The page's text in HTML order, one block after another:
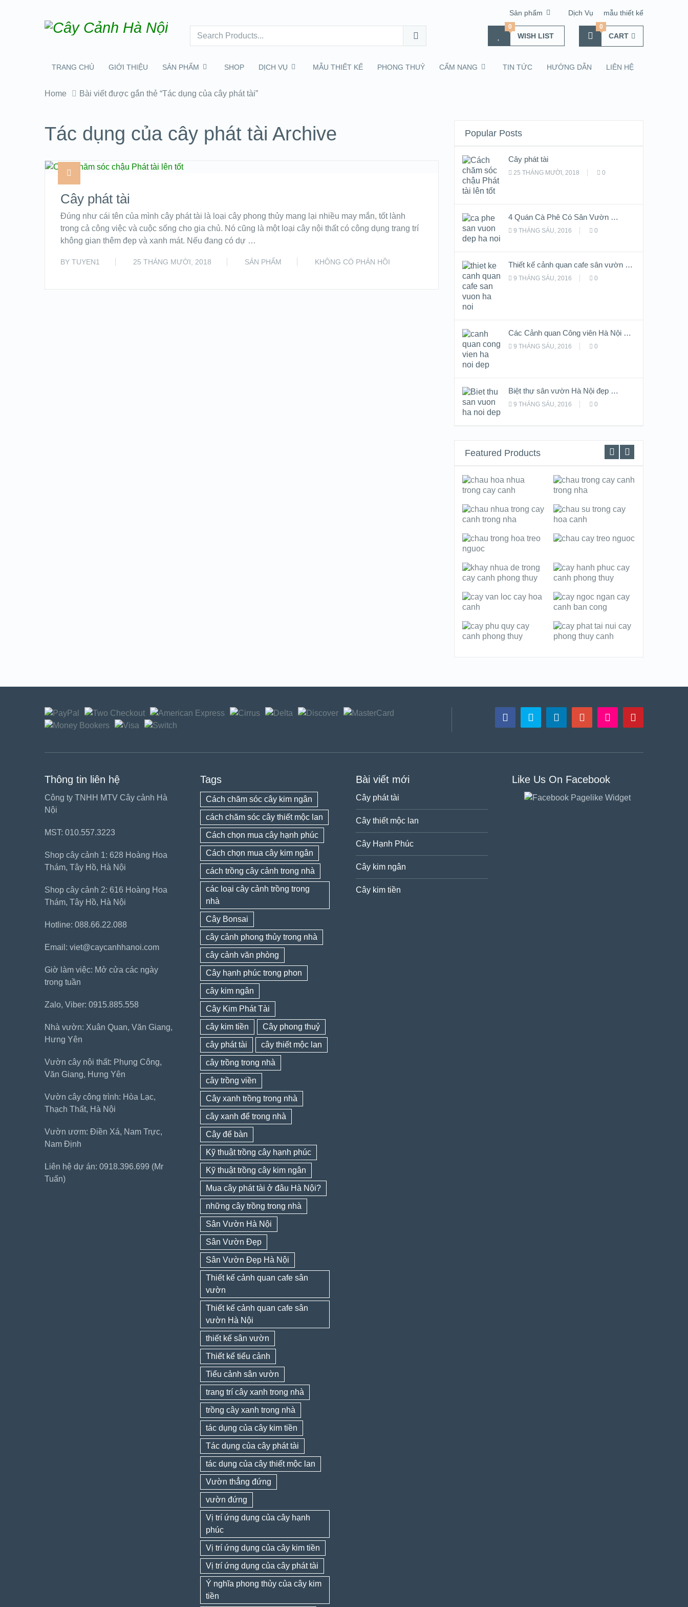
Sản phẩm Dịch Vụ mẫu thiết kế
WISH LIST
0
CART
0
TRANG CHỦ GIỚI THIỆU SẢN PHẨM SHOP DỊCH VỤ MẪU THIẾT KẾ PHONG THUỶ CẨM NANG TIN TỨC HƯỚNG DẪN LIÊN HỆ
Home Bài viết được gắn thẻ “Tác dụng của cây phát tài”
Tác dụng của cây phát tài Archive
Cây phát tài
Đúng như cái tên của mình cây phát tài là loại cây phong thủy mang lại nhiều may mắn, tốt lành
trong cả công việc và cuộc sống cho gia chủ. Nó cũng là một loại cây nội thất có công dụng trang trí
không gian thêm đẹp và xanh mát. Nếu đang có dự …
BY TUYEN1 25 THÁNG MƯỜI, 2018 SẢN PHẨM
KHÔNG CÓ PHẢN HỒI
Popular Posts
Cây phát tài
25 THÁNG MƯỜI, 2018 0
4 Quán Cà Phê Có Sân Vườn …
9 THÁNG SÁU, 2016 0
Thiết kế cảnh quan cafe sân vườn …
9 THÁNG SÁU, 2016 0
Các Cảnh quan Công viên Hà Nội …
9 THÁNG SÁU, 2016 0
Biệt thự sân vườn Hà Nội đẹp …
9 THÁNG SÁU, 2016 0
Featured Products
Thông tin liên hệ
Công ty TNHH MTV Cây cảnh Hà
Nội
MST: 010.557.3223
Shop cây cảnh 1: 628 Hoàng Hoa
Thám, Tây Hồ, Hà Nội
Shop cây cảnh 2: 616 Hoàng Hoa
Thám, Tây Hồ, Hà Nội
Hotline: 088.66.22.088
Email: viet@caycanhhanoi.com
Giờ làm việc: Mở cửa các ngày
trong tuần
Zalo, Viber: 0915.885.558
Nhà vườn: Xuân Quan, Văn Giang,
Hưng Yên
Vườn cây nội thất: Phụng Công,
Văn Giang, Hưng Yên
Vườn cây công trình: Hòa Lạc,
Thạch Thất, Hà Nội
Vườn ươm: Điền Xá, Nam Trực,
Nam Định
Liên hệ dự án: 0918.396.699 (Mr
Tuấn)
Tags
Cách chăm sóc cây kim ngân
cách chăm sóc cây thiết mộc lan
Cách chọn mua cây hạnh phúc
Cách chọn mua cây kim ngân
cách trồng cây cảnh trong nhà
các loại cây cảnh trồng trong
nhà
Cây Bonsai
cây cảnh phong thủy trong nhà
cây cảnh văn phòng
Cây hạnh phúc trong phon
cây kim ngân
Cây Kim Phát Tài
cây kim tiền Cây phong thuỷ
cây phát tài cây thiết mộc lan
cây trồng trong nhà
cây trồng viền
Cây xanh trồng trong nhà
cây xanh để trong nhà
Cây để bàn
Kỹ thuật trồng cây hạnh phúc
Kỹ thuật trồng cây kim ngân
Mua cây phát tài ở đâu Hà Nội?
những cây trồng trong nhà
Sân Vườn Hà Nội
Sân Vườn Đẹp
Sân Vườn Đẹp Hà Nội
Thiết kế cảnh quan cafe sân
vườn
Thiết kế cảnh quan cafe sân
vườn Hà Nội
thiết kế sân vườn
Thiết kế tiểu cảnh
Tiểu cảnh sân vườn
trang trí cây xanh trong nhà
trồng cây xanh trong nhà
tác dụng của cây kim tiền
Tác dụng của cây phát tài
tác dụng của cây thiết mộc lan
Vườn thẳng đứng
vườn đứng
Vị trí ứng dụng của cây hạnh
phúc
Vị trí ứng dụng của cây kim tiền
Vị trí ứng dụng của cây phát tài
Ý nghĩa phong thủy của cây kim
tiền
Bài viết mới
Cây phát tài
Cây thiết mộc lan
Cây Hạnh Phúc
Cây kim ngân
Cây kim tiền
Like Us On Facebook